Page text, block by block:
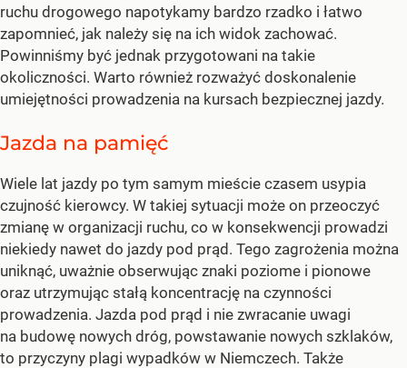
ruchu drogowego napotykamy bardzo rzadko i łatwo
zapomnieć, jak należy się na ich widok zachować.
Powinniśmy być jednak przygotowani na takie
okoliczności. Warto również rozważyć doskonalenie
umiejętności prowadzenia na kursach bezpiecznej jazdy.
Jazda na pamięć
Wiele lat jazdy po tym samym mieście czasem usypia
czujność kierowcy. W takiej sytuacji może on przeoczyć
zmianę w organizacji ruchu, co w konsekwencji prowadzi
niekiedy nawet do jazdy pod prąd. Tego zagrożenia można
uniknąć, uważnie obserwując znaki poziome i pionowe
oraz utrzymując stałą koncentrację na czynności
prowadzenia. Jazda pod prąd i nie zwracanie uwagi
na budowę nowych dróg, powstawanie nowych szklaków,
to przyczyny plagi wypadków w Niemczech. Także